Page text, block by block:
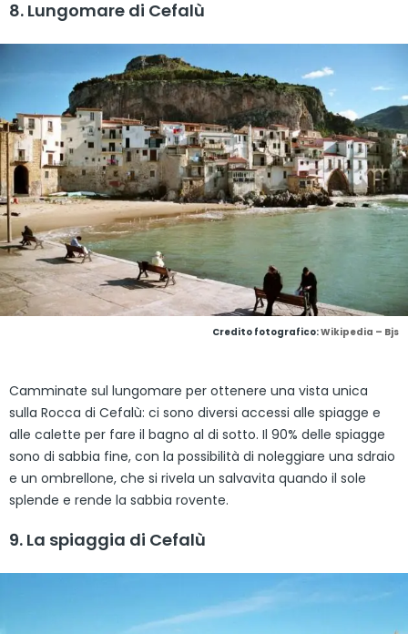
8. Lungomare di Cefalù
Credito fotografico:Wikipedia – Bjs
Camminate sul lungomare per ottenere una vista unica
sulla Rocca di Cefalù: ci sono diversi accessi alle spiagge e
alle calette per fare il bagno al di sotto. Il 90% delle spiagge
sono di sabbia fine, con la possibilità di noleggiare una sdraio
e un ombrellone, che si rivela un salvavita quando il sole
splende e rende la sabbia rovente.
9. La spiaggia di Cefalù